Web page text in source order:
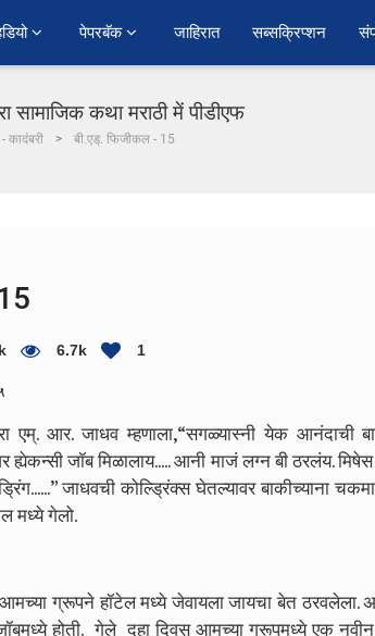
पेपरबॅक जाहिरात सब्सक्रिप्शन
कथा मराठी में पीडीएफ
कादंबरी बी.एड्. फिजीकल - 15
6.7k 1
एम्. आर. जाधव म्हणाला,“सगळ्यास्नी येक आनंदाची
जॉब मिळालाय..... आनी माजं लग्न बी ठरलंय. मिषेस
जाधवची कोल्ड्रिंक्स घेतल्यावर बाकीच्याना
मध्ये गेलो.
ग्रूपने हॉटेल मध्ये जेवायला जायचा बेत ठरवलेला.